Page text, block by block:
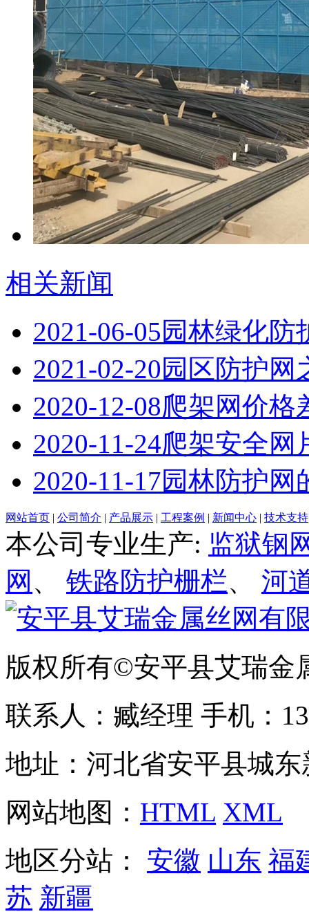
相关新闻
2021-06-05园林绿化防
2021-02-20园区防护网
2020-12-08爬架网价格
2020-11-24爬架安全网
2020-11-17园林防护网
网站首页 | 公司简介 | 产品展示 | 工程案例 | 新闻中心 | 技术支持
本公司专业生产: 监狱钢
网 、 铁路防护栅栏、 河
版权所有©安平县艾瑞金
联系人：臧经理 手机：
地址：河北省安平县城
网站地图： HTML XML
地区分站： 安徽 山东 福
苏 新疆